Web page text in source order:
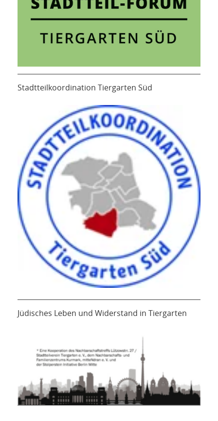
Stadtteilkoordination Tiergarten Süd
Jüdisches Leben und Widerstand in Tiergarten